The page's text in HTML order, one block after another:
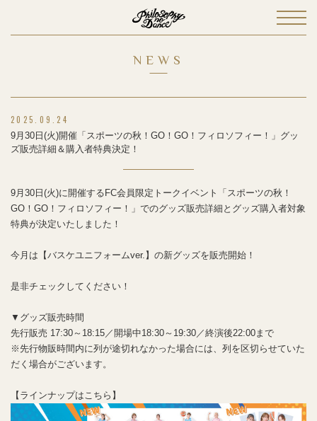
NEWS
2025.09.24
9月30日(火)開催「スポーツの秋！GO！GO！フィロソフィー！」グッ
ズ販売詳細＆購入者特典決定！
9月30日(火)に開催するFC会員限定トークイベント「スポーツの秋！
GO！GO！フィロソフィー！」でのグッズ販売詳細とグッズ購入者対象
特典が決定いたしました！
今月は【バスケユニフォームver.】の新グッズを販売開始！
是非チェックしてください！
▼グッズ販売時間
先行販売 17:30～18:15／開場中18:30～19:30／終演後22:00まで
※先行物販時間内に列が途切れなかった場合には、列を区切らせていた
だく場合がございます。
【ラインナップはこちら】